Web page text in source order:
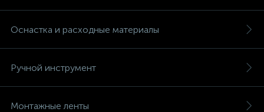
Оснастка и расходные материалы
Ручной инструмент
Монтажные ленты